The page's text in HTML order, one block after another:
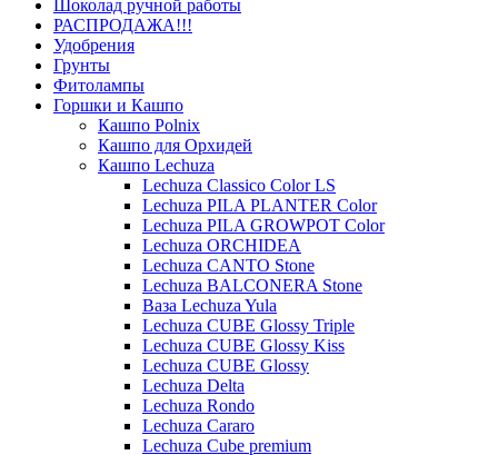
Шоколад ручной работы
РАСПРОДАЖА!!!
Удобрения
Грунты
Фитолампы
Горшки и Кашпо
Кашпо Polnix
Кашпо для Орхидей
Кашпо Lechuza
Lechuza Classico Color LS
Lechuza PILA PLANTER Color
Lechuza PILA GROWPOT Color
Lechuza ORCHIDEA
Lechuza CANTO Stone
Lechuza BALCONERA Stone
Ваза Lechuza Yula
Lechuza CUBE Glossy Triple
Lechuza CUBE Glossy Kiss
Lechuza CUBE Glossy
Lechuza Delta
Lechuza Rondo
Lechuza Cararo
Lechuza Cube premium